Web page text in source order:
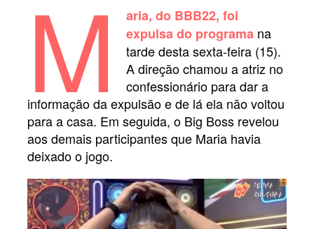
M
aria, do BBB22, foi
expulsa do programa na
tarde desta sexta-feira (15).
A direção chamou a atriz no
confessionário para dar a
informação da expulsão e de lá ela não voltou
para a casa. Em seguida, o Big Boss revelou
aos demais participantes que Maria havia
deixado o jogo.